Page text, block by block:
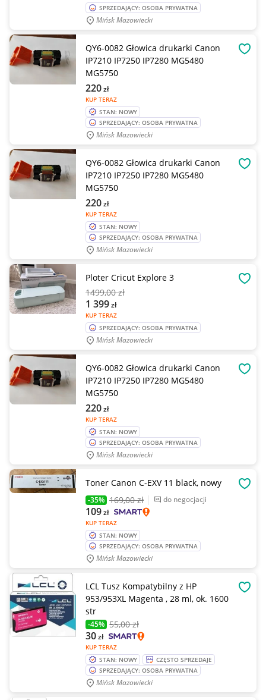
SPRZEDAJĄCY: OSOBA PRYWATNA
Mińsk Mazowiecki
QY6-0082 Głowica drukarki Canon
IP7210 IP7250 IP7280 MG5480
MG5750
KUP TERAZ
220zł
STAN: NOWY
SPRZEDAJĄCY: OSOBA PRYWATNA
Mińsk Mazowiecki
QY6-0082 Głowica drukarki Canon
IP7210 IP7250 IP7280 MG5480
MG5750
KUP TERAZ
220zł
STAN: NOWY
SPRZEDAJĄCY: OSOBA PRYWATNA
Mińsk Mazowiecki
Ploter Cricut Explore 3
1499,00 zł
KUP TERAZ
1 399zł
SPRZEDAJĄCY: OSOBA PRYWATNA
Mińsk Mazowiecki
QY6-0082 Głowica drukarki Canon
IP7210 IP7250 IP7280 MG5480
MG5750
KUP TERAZ
220zł
STAN: NOWY
SPRZEDAJĄCY: OSOBA PRYWATNA
Mińsk Mazowiecki
Toner Canon C-EXV 11 black, nowy
-35% 169,00 zł do negocjacji
KUP TERAZ
109zł
STAN: NOWY
SPRZEDAJĄCY: OSOBA PRYWATNA
Mińsk Mazowiecki
LCL Tusz Kompatybilny z HP
953/953XL Magenta , 28 ml, ok. 1600
str
-45% 55,00 zł
KUP TERAZ
30zł
STAN: NOWY
CZĘSTO SPRZEDAJE
SPRZEDAJĄCY: OSOBA PRYWATNA
Mińsk Mazowiecki